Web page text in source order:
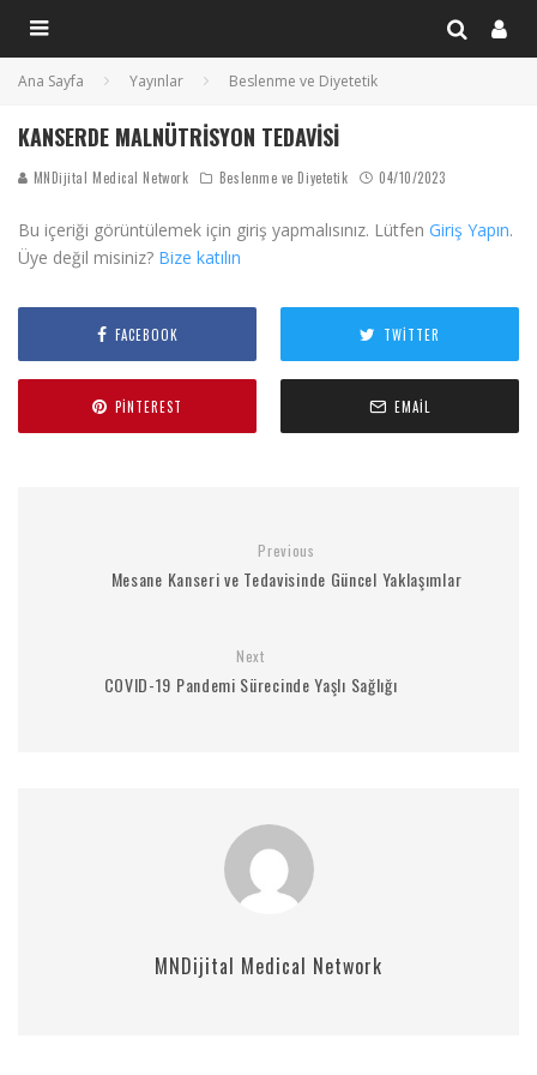
Ana Sayfa Yayınlar Beslenme ve Diyetetik
KANSERDE MALNÜTRISYON TEDAVISI
MNDijital Medical Network Beslenme ve Diyetetik 04/10/2023
Bu içeriği görüntülemek için giriş yapmalısınız. Lütfen Giriş Yapın.
Üye değil misiniz? Bize katılın
FACEBOOK TWITTER
PINTEREST EMAIL
Previous
Mesane Kanseri ve Tedavisinde Güncel Yaklaşımlar
Next
COVID-19 Pandemi Sürecinde Yaşlı Sağlığı
MNDijital Medical Network